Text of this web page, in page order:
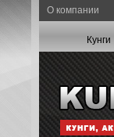
О компании
Кунги